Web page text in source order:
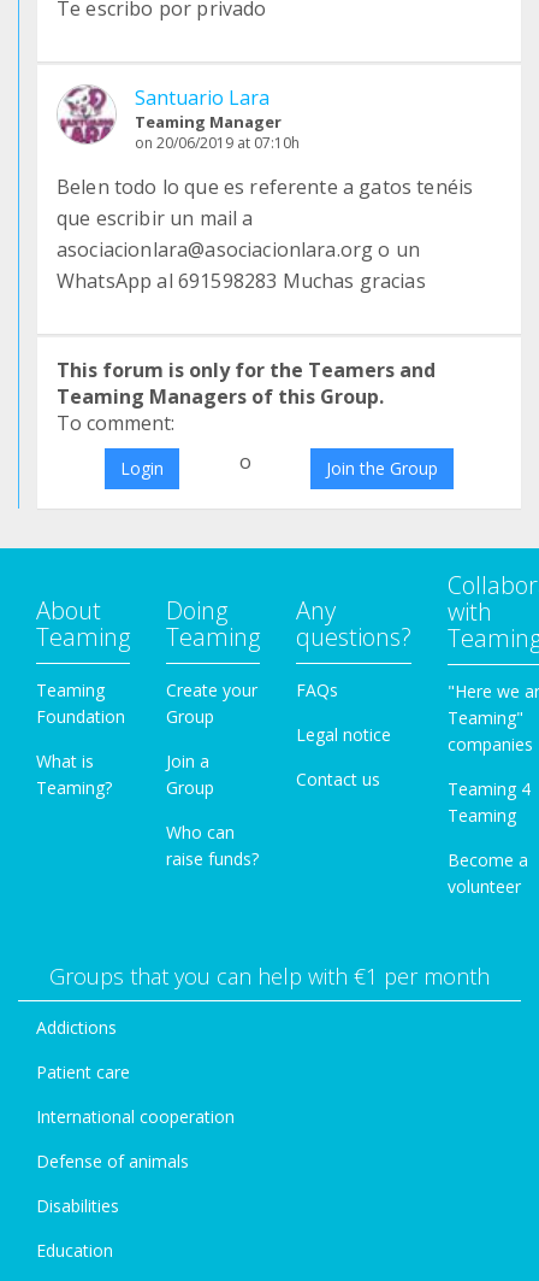
Te escribo por privado
Santuario Lara
Teaming Manager
on 20/06/2019 at 07:10h
Belen todo lo que es referente a gatos tenéis
que escribir un mail a
asociacionlara@asociacionlara.org o un
WhatsApp al 691598283 Muchas gracias
This forum is only for the Teamers and
Teaming Managers of this Group.
To comment:
Login o Join the Group
About
Teaming
Teaming
Foundation
What is
Teaming?
Doing
Teaming
Create your
Group
Join a
Group
Who can
raise funds?
Any
questions?
FAQs
Legal notice
Contact us
with
"Here we
Teaming"
companies
Teaming 4
Teaming
Become a
volunteer
Groups that you can help with €1 per month
Addictions
Patient care
International cooperation
Defense of animals
Disabilities
Education